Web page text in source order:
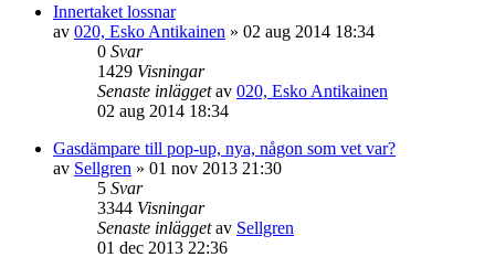
Innertaket lossnar
av 020, Esko Antikainen » 02 aug 2014 18:34
0 Svar
1429 Visningar
Senaste inläggetav 020, Esko Antikainen
02 aug 2014 18:34
Gasdämpare till pop-up, nya, någon som vet var?
av Sellgren » 01 nov 2013 21:30
5 Svar
3344 Visningar
Senaste inläggetav Sellgren
01 dec 2013 22:36